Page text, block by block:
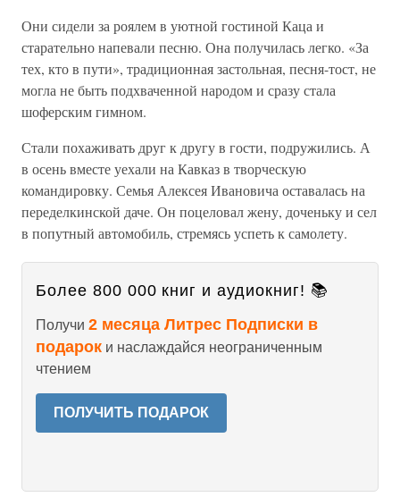
Они сидели за роялем в уютной гостиной Каца и
старательно напевали песню. Она получилась легко. «За
тех, кто в пути», традиционная застольная, песня-тост, не
могла не быть подхваченной народом и сразу стала
шоферским гимном.
Стали похаживать друг к другу в гости, подружились. А
в осень вместе уехали на Кавказ в творческую
командировку. Семья Алексея Ивановича оставалась на
переделкинской даче. Он поцеловал жену, доченьку и сел
в попутный автомобиль, стремясь успеть к самолету.
Более 800 000 книг и аудиокниг! 📚
Получи 2 месяца Литрес Подписки в
подарок и наслаждайся неограниченным
чтением
ПОЛУЧИТЬ ПОДАРОК